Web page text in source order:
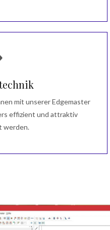
mit unserer Edgemaster
effizient und attraktiv
werden.